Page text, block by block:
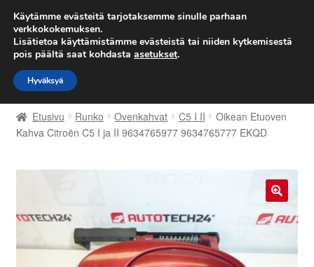
TOIMITUS alkaen 7 EUR
Siirry
navigointiin
Siirry
sisältöön
Etusivu
Kärry
Maailmanlaajuinen toimitus
Etusivu Runko Ovenkahvat C5 I II
Oikean Etuoven
Kahva Citroën C5 I ja II 9634765977 9634765777 EKQD
🔍
Käytämme evästeitä tarjotaksemme sinulle parhaan
verkkokokemuksen.
Lisätietoa käyttämistämme evästeistä tai niiden kytkemisestä
pois päältä saat kohdasta asetukset.
Hyväksyä